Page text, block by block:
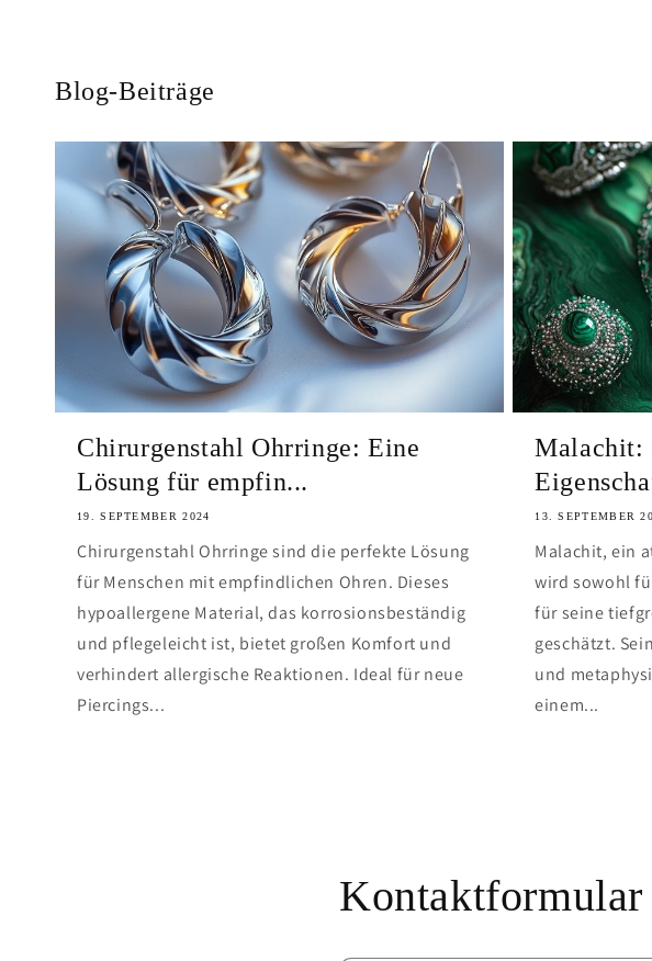
Blog-Beiträge
Chirurgenstahl Ohrringe: Eine
Lösung für empfin...
19. SEPTEMBER 2024
Chirurgenstahl Ohrringe sind die perfekte Lösung
für Menschen mit empfindlichen Ohren. Dieses
hypoallergene Material, das korrosionsbeständig
und pflegeleicht ist, bietet großen Komfort und
verhindert allergische Reaktionen. Ideal für neue
Piercings...
Malachit:
13. SEPTEMBER
Malachit, ein
wird sowohl
für seine
geschätzt.
und
einem...
Kontaktformular